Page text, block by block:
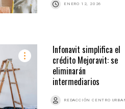
ENERO 12, 2026
Infonavit simplifica el
crédito Mejoravit: se
eliminarán
intermediarios
REDACCIÓN CENTRO